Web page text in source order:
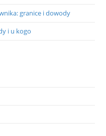
granice i dowody
i u kogo